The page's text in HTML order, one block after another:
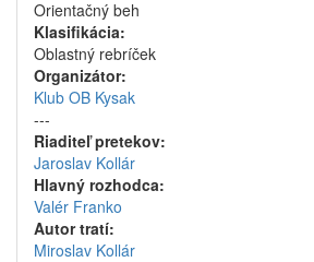
Orientačný beh
Klasifikácia:
Oblastný rebríček
Organizátor:
Klub OB Kysak
---
Riaditeľ pretekov:
Jaroslav Kollár
Hlavný rozhodca:
Valér Franko
Autor tratí:
Miroslav Kollár